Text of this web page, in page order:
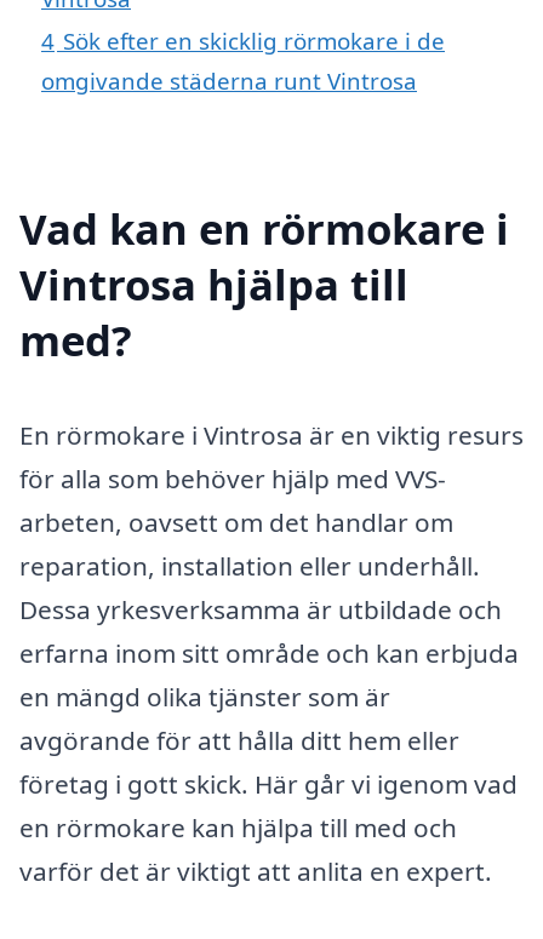
4 Sök efter en skicklig rörmokare i de
omgivande städerna runt Vintrosa
Vad kan en rörmokare i
Vintrosa hjälpa till
med?
En rörmokare i Vintrosa är en viktig resurs
för alla som behöver hjälp med VVS-
arbeten, oavsett om det handlar om
reparation, installation eller underhåll.
Dessa yrkesverksamma är utbildade och
erfarna inom sitt område och kan erbjuda
en mängd olika tjänster som är
avgörande för att hålla ditt hem eller
företag i gott skick. Här går vi igenom vad
en rörmokare kan hjälpa till med och
varför det är viktigt att anlita en expert.